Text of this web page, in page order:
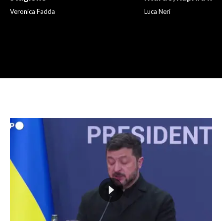
Veronica Fadda Luca Neri